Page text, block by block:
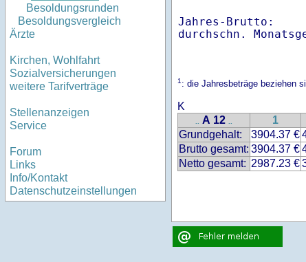
Besoldungsrunden
Besoldungsvergleich
Ärzte
Kirchen, Wohlfahrt
Sozialversicherungen
weitere Tarifverträge
Stellenanzeigen
Service
Forum
Links
Info/Kontakt
Datenschutzeinstellungen
Jahres-
1: die Jahresbeträge beziehen
K
.. A 12 .. 1
Grundgehalt:
3904.37 €
Brutto gesamt: 3904.37 €
Netto gesamt: 2987.23 €